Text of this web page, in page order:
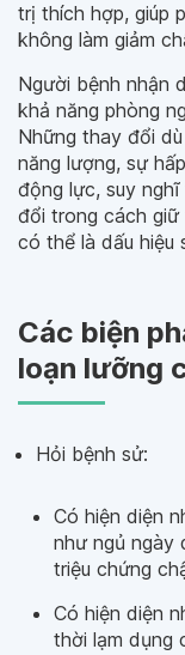
trị thích hợp, giúp
không làm giảm
Người bệnh nhận
khả năng phòng
Những thay đổi
năng lượng, sự
động lực, suy
đổi trong cách
có thể là dấu hiệu
Các biện
loạn lưỡng
Hỏi bệnh sử:
Có hiện diện
như ngủ ngày
triệu chứng
Có hiện diện
thời lạm dụng